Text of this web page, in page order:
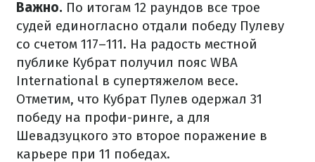
Важно. По итогам 12 раундов все трое
судей единогласно отдали победу Пулеву
со счетом 117–111. На радость местной
публике Кубрат получил пояс WBA
International в супертяжелом весе.
Отметим, что Кубрат Пулев одержал 31
победу на профи-ринге, а для
Шевадзуцкого это второе поражение в
карьере при 11 победах.